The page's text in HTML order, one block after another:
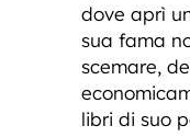
dove aprì
sua fama
scemare,
libri di suo